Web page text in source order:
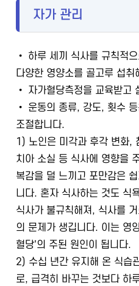
자가 관리
• 하루 세끼 식사를 규칙적
다양한 영양소를 골고루 섭취
• 자가혈당측정을 교육받고
• 운동의 종류, 강도, 횟수
조절합니다.
1) 노인은 미각과 후각 변화,
치아 소실 등 식사에 영향을
복감을 덜 느끼고 포만감은
니다. 혼자 식사하는 것도 식
식사가 불규칙해져, 식사를
의 문제가 생깁니다. 이는 영
혈당'의 주된 원인이 됩니다.
2) 수십 년간 유지해 온 식습
로, 급격히 바꾸는 것보다 하